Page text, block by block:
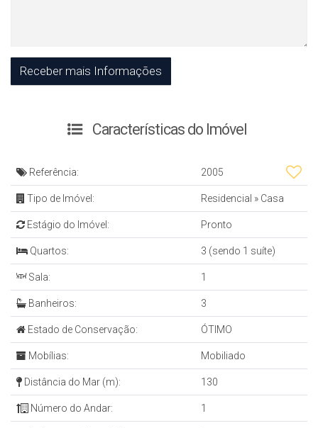
Características do Imóvel
Referência: 2005
Tipo de Imóvel: Residencial » Casa
Estágio do Imóvel: Pronto
Quartos: 3 (sendo 1 suíte)
Sala: 1
Banheiros: 3
Estado de Conservação: ÓTIMO
Mobílias: Mobiliado
Distância do Mar (m): 130
Número do Andar: 1